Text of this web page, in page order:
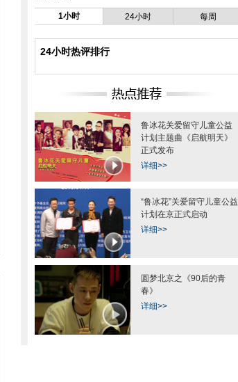
1小时 24小时 每周
24小时热评排行
鲁冰花关爱留守儿童公益
计划主题曲《启航明天》
正式发布
详细>>
“鲁冰花”关爱留守儿童公益
计划在京正式启动
详细>>
圆梦北京之《90后的青
春》
详细>>